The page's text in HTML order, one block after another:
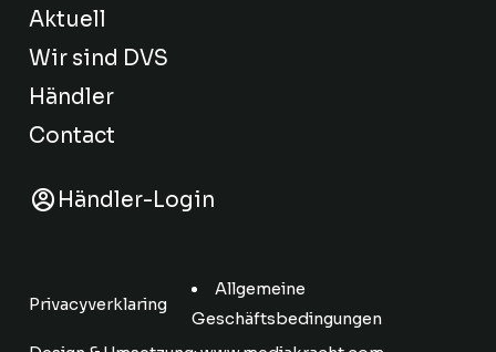
Aktuell
Wir sind DVS
Händler
Contact
Händler-Login
Privacyverklaring
Allgemeine
Geschäftsbedingungen